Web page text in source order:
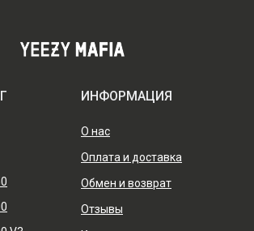
ИНФОРМАЦИЯ
О нас
Оплата и доставка
Отзывы
Обмен и возврат